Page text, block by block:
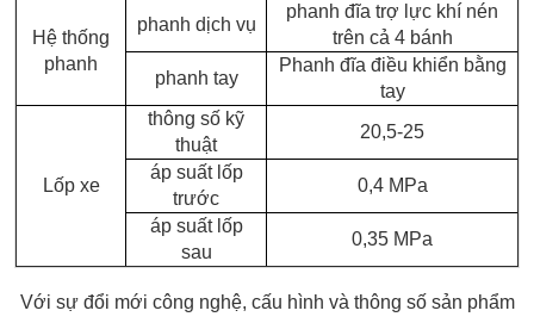
Hệ thống
phanh
phanh dịch vụ
phanh đĩa trợ lực khí nén
trên cả 4 bánh
phanh tay
Phanh đĩa điều khiển bằng
tay
Lốp xe
thông số kỹ
thuật
20,5-25
áp suất lốp
trước
0,4 MPa
áp suất lốp
sau
0,35 MPa
Với sự đổi mới công nghệ, cấu hình và thông số sản phẩm